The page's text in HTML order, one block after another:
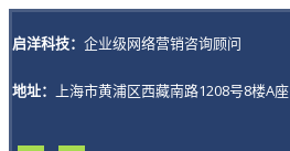
启洋科技： 企业级网络营销咨询顾问
地址： 上海市黄浦区西藏南路1208号8楼A座